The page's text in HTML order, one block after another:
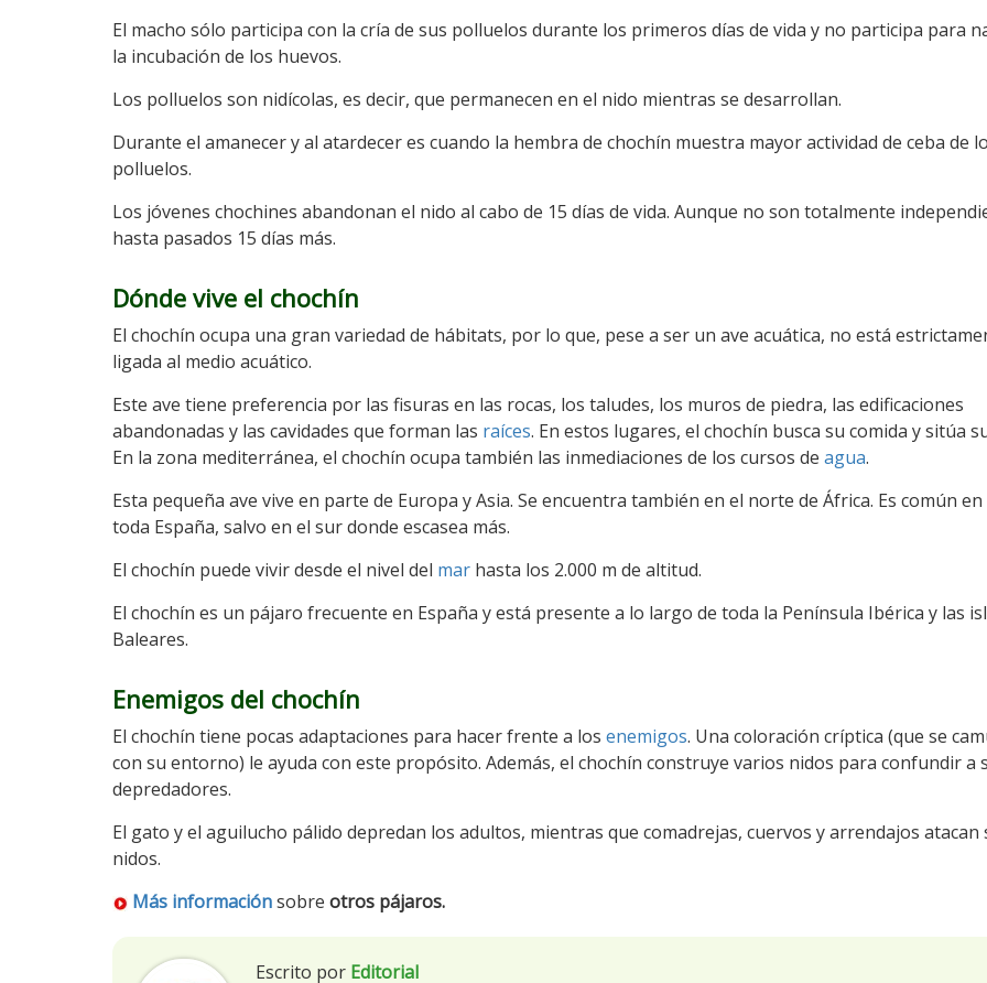
El macho sólo participa con la cría de sus polluelos durante los primeros días de vida y no participa para
la incubación de los huevos.
Los polluelos son nidícolas, es decir, que permanecen en el nido mientras se desarrollan.
Durante el amanecer y al atardecer es cuando la hembra de chochín muestra mayor actividad de ceba de
polluelos.
Los jóvenes chochines abandonan el nido al cabo de 15 días de vida. Aunque no son totalmente
hasta pasados 15 días más.
Dónde vive el chochín
El chochín ocupa una gran variedad de hábitats, por lo que, pese a ser un ave acuática, no está
ligada al medio acuático.
Este ave tiene preferencia por las fisuras en las rocas, los taludes, los muros de piedra, las edificaciones
abandonadas y las cavidades que forman las raíces. En estos lugares, el chochín busca su comida y sitúa
En la zona mediterránea, el chochín ocupa también las inmediaciones de los cursos de agua.
Esta pequeña ave vive en parte de Europa y Asia. Se encuentra también en el norte de África. Es común en
toda España, salvo en el sur donde escasea más.
El chochín puede vivir desde el nivel del mar hasta los 2.000 m de altitud.
El chochín es un pájaro frecuente en España y está presente a lo largo de toda la Península Ibérica y las
Baleares.
Enemigos del chochín
El chochín tiene pocas adaptaciones para hacer frente a los enemigos. Una coloración críptica (que se
con su entorno) le ayuda con este propósito. Además, el chochín construye varios nidos para confundir a
depredadores.
El gato y el aguilucho pálido depredan los adultos, mientras que comadrejas, cuervos y arrendajos atacan
nidos.
Más informaciónsobre otros pájaros.
Escrito por Editorial